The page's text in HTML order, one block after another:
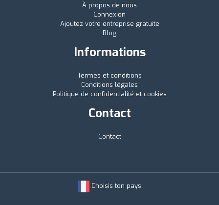
À propos de nous
Connexion
Ajoutez votre entreprise gratuite
Blog
Informations
Termes et conditions
Conditions légales
Politique de confidentialité et cookies
Contact
Contact
Choisis ton pays